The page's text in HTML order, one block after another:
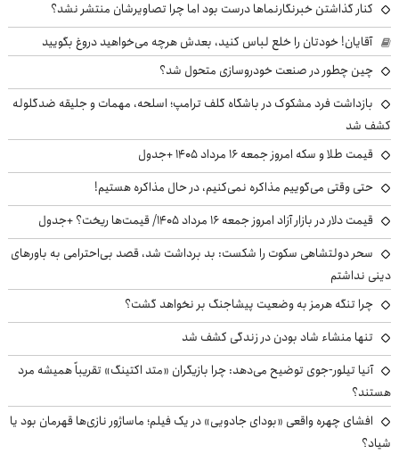
کنار گذاشتن خبرنگارنماها درست بود اما چرا تصاویرشان منتشر نشد؟
آقایان! خودتان را خلع لباس کنید، بعدش هرچه می‌خواهید دروغ بگویید
چین چطور در صنعت خودروسازی متحول شد؟
بازداشت فرد مشکوک در باشگاه گلف ترامپ؛ اسلحه، مهمات و جلیقه ضدگلوله
کشف شد
قیمت طلا و سکه امروز جمعه ۱۶ مرداد ۱۴۰۵ +جدول
حتی وقتی می‌گوییم مذاکره نمی‌کنیم، در حال مذاکره هستیم!
قیمت دلار در بازار آزاد امروز جمعه ۱۶ مرداد ۱۴۰۵/ قیمت‌ها ریخت؟ +جدول
سحر دولتشاهی سکوت را شکست: بد برداشت شد، قصد بی‌احترامی به باورهای
دینی نداشتم
چرا تنگه هرمز به وضعیت پیشاجنگ بر نخواهد گشت؟
تنها منشاء شاد بودن در زندگی کشف شد
آنیا تیلور-جوی توضیح می‌دهد: چرا بازیگران «متد اکتینگ» تقریباً همیشه مرد
هستند؟
افشای چهره واقعی «بودای جادویی» در یک فیلم؛ ماساژور نازی‌ها قهرمان بود یا
شیاد؟